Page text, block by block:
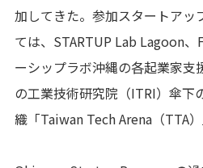
加してきた。参加スタートアッ
ては、STARTUP Lab Lagoon、
ーシップラボ沖縄の各起業家支
の工業技術研究院（ITRI）傘下
織「Taiwan Tech Arena（TTA